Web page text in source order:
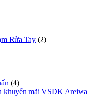
Rửa Tay (2)
(4)
khuyến mãi VSDK Areiwa